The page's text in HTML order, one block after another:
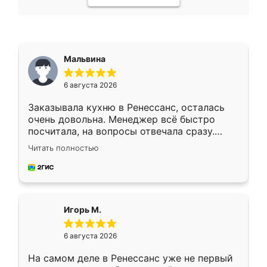
Мальвина
6 августа 2026
Заказывала кухню в Ренессанс, осталась
очень довольна. Менеджер всё быстро
посчитала, на вопросы отвечала сразу.
Замерщик приехал в субботу, подошёл к
делу со всей ответственностью. Собрали
за день, ребята работали аккуратно, даже
Читать полностью
Игорь М.
6 августа 2026
На самом деле в Ренессанс уже не первый